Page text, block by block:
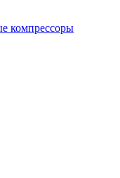
компрессоры